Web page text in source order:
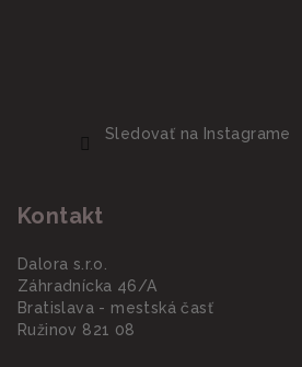
Sledovať na Instagrame
Kontakt
Dalora s.r.o.
Záhradnícka 46/A
Bratislava - mestská časť
Ružinov 821 08